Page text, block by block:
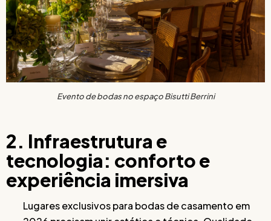
Evento de bodas no espaço Bisutti Berrini
2. Infraestrutura e
tecnologia: conforto e
experiência imersiva
Lugares exclusivos para bodas de casamento em